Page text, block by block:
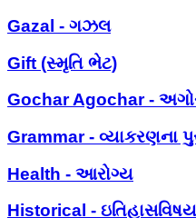
Gazal - ગઝલ
Gift (સ્મૃતિ ભેટ)
Gochar Agochar -
Grammar - વ્યાકરણના
Health - આરોગ્ય
Historical -